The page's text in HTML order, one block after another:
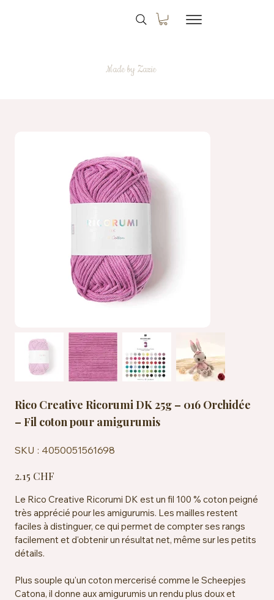
Made by Zazie
Rico Creative Ricorumi DK 25g – 016 Orchidée
– Fil coton pour amigurumis
SKU : 4050051561698
4050051561698
2.15 CHF
Le Rico Creative Ricorumi DK est un fil 100 % coton peigné
très apprécié pour les amigurumis. Les mailles restent
faciles à distinguer, ce qui permet de compter ses rangs
facilement et d'obtenir un résultat net, même sur les petits
détails.
Plus souple qu'un coton mercerisé comme le Scheepjes
Catona, il donne aux amigurumis un rendu plus doux et